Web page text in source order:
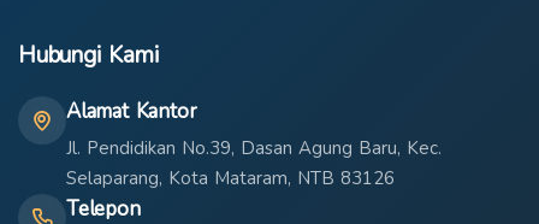
Hubungi Kami
Alamat Kantor
Jl. Pendidikan No.39, Dasan Agung Baru, Kec.
Selaparang, Kota Mataram, NTB 83126
Telepon